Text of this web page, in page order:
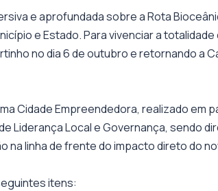
e aprofundada sobre a Rota
e Estado. Para vivenciar a
no dia 6 de outubro e retornando a
Cidade Empreendedora, realizado em
Liderança Local e Governança, sendo
na linha de frente do impacto direto do
itens: